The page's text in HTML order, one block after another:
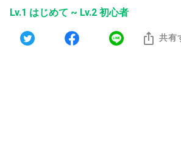
Lv.1 はじめて ~ Lv.2 初心者
共有